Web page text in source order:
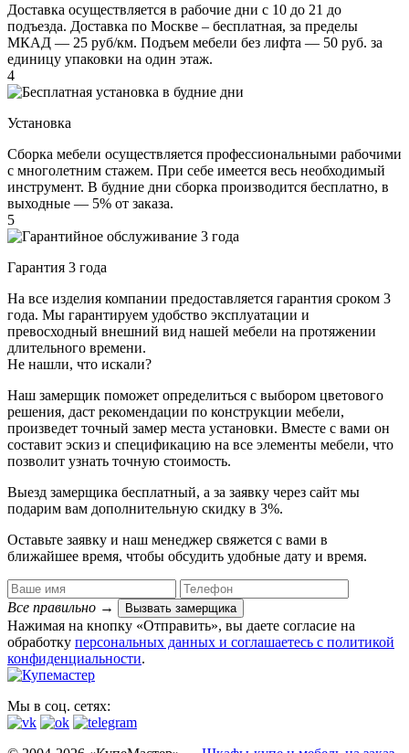
Доставка осуществляется в рабочие дни с 10 до 21 до
подъезда. Доставка по Москве – бесплатная, за пределы
МКАД — 25 руб/км. Подъем мебели без лифта — 50 руб. за
единицу упаковки на один этаж.
4
Установка
Сборка мебели осуществляется профессиональными рабочими
с многолетним стажем. При себе имеется весь необходимый
инструмент. В будние дни сборка производится бесплатно, в
выходные — 5% от заказа.
5
Гарантия 3 года
На все изделия компании предоставляется гарантия сроком 3
года. Мы гарантируем удобство эксплуатации и
превосходный внешний вид нашей мебели на протяжении
длительного времени.
Не нашли, что искали?
Наш замерщик поможет определиться с выбором цветового
решения, даст рекомендации по конструкции мебели,
произведет точный замер места установки. Вместе с вами он
составит эскиз и спецификацию на все элементы мебели, что
позволит узнать точную стоимость.
Выезд замерщика бесплатный, а за заявку через сайт мы
подарим вам дополнительную скидку в 3%.
Оставьте заявку и наш менеджер свяжется с вами в
ближайшее время, чтобы обсудить удобные дату и время.
Все правильно → Вызвать замерщика
Нажимая на кнопку «Отправить», вы даете согласие на
обработку персональных данных​ и соглашаетесь c политикой
конфиденциальности.
Мы в соц. сетях: